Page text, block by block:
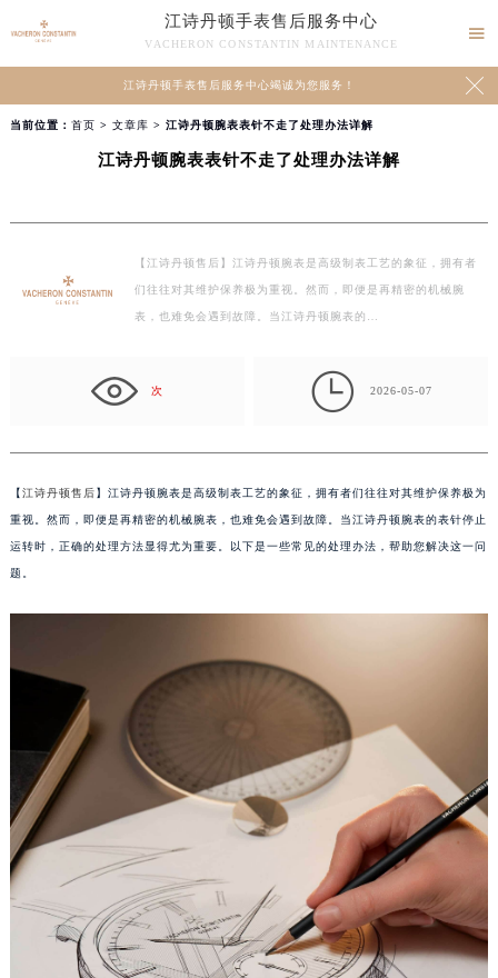
江诗丹顿手表售后服务中心
VACHERON CONSTANTIN MAINTENANCE

江诗丹顿手表售后服务中心竭诚为您服务！ 
当前位置： 首页 > 文章库 > 江诗丹顿腕表表针不走了处理办法详解
江诗丹顿腕表表针不走了处理办法详解
【江诗丹顿售后】江诗丹顿腕表是高级制表工艺的象征，拥有者
们往往对其维护保养极为重视。然而，即便是再精密的机械腕
表，也难免会遇到故障。当江诗丹顿腕表的…
次  2026-05-07
【江诗丹顿售后】江诗丹顿腕表是高级制表工艺的象征，拥有者们往往对其维护保养极为
重视。然而，即便是再精密的机械腕表，也难免会遇到故障。当江诗丹顿腕表的表针停止
运转时，正确的处理方法显得尤为重要。以下是一些常见的处理办法，帮助您解决这一问
题。